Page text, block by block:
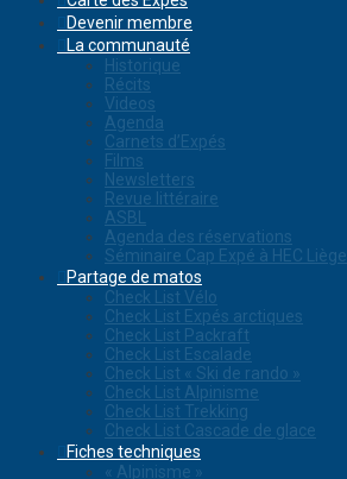
Devenir membre
La communauté
Historique
Récits
Videos
Agenda
Carnets d’Expés
Films
Newsletters
Revue littéraire
ASBL
Agenda des réservations
Séminaire Cap Expé à HEC Liège
Partage de matos
Check List Vélo
Check List Expés arctiques
Check List Packraft
Check List Escalade
Check List « Ski de rando »
Check List Alpinisme
Check List Trekking
Check List Cascade de glace
Fiches techniques
« Alpinisme »